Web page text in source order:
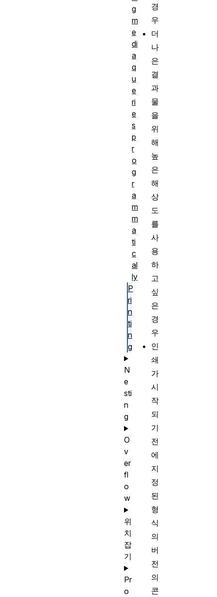
경
우
더
나
은
결
과
물
을
위
해
높
은
해
상
도
를
사
용
하
고
싶
은
경
우
인
쇄
가
시
작
되
기
전
에
지
정
된
형
식
의
버
전
의
콘
g
m
e
di
a
q
u
e
ri
e
s
p
r
o
g
r
a
m
m
a
ti
c
al
ly
P
ri
n
ti
n
g
N
e
sti
n
g
O
v
er
fl
o
w
위
치
잡
기
Pr
o